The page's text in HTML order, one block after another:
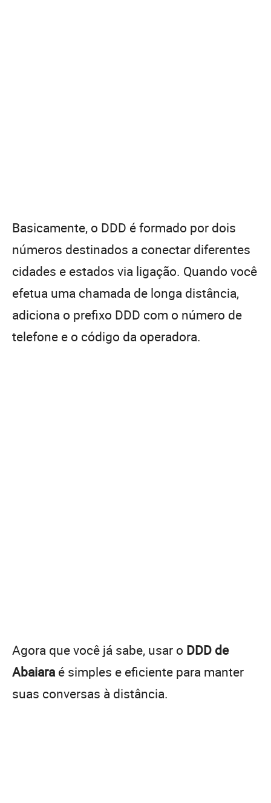
Basicamente, o DDD é formado por dois
números destinados a conectar diferentes
cidades e estados via ligação. Quando você
efetua uma chamada de longa distância,
adiciona o prefixo DDD com o número de
telefone e o código da operadora.
Agora que você já sabe, usar o DDD de
Abaiara é simples e eficiente para manter
suas conversas à distância.